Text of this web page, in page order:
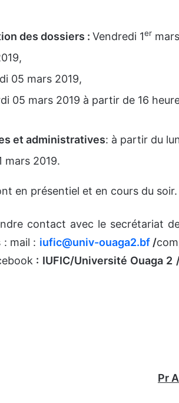
des dossiers : Vendredi 1er
05 mars 2019,
05 mars 2019 à partir de 16
et administratives: à partir du
mars 2019.
en présentiel et en cours du soir.
contact avec le secrétariat de
: mail : iufic@univ-ouaga2.bf/
: IUFIC/Université Ouaga 2
Pr